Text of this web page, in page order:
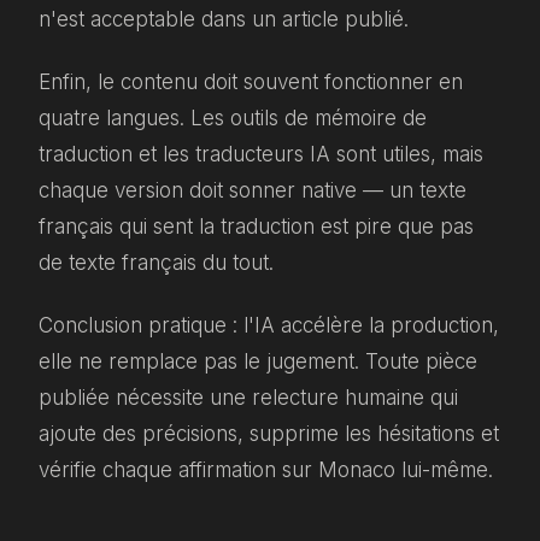
n'est acceptable dans un article publié.
Enfin, le contenu doit souvent fonctionner en
quatre langues. Les outils de mémoire de
traduction et les traducteurs IA sont utiles, mais
chaque version doit sonner native — un texte
français qui sent la traduction est pire que pas
de texte français du tout.
Conclusion pratique : l'IA accélère la production,
elle ne remplace pas le jugement. Toute pièce
publiée nécessite une relecture humaine qui
ajoute des précisions, supprime les hésitations et
vérifie chaque affirmation sur Monaco lui-même.